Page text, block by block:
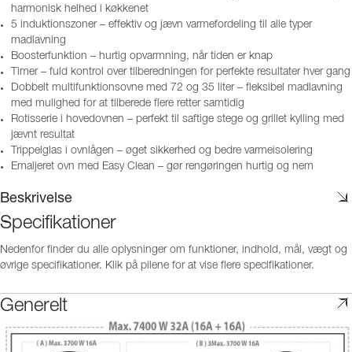
harmonisk helhed i køkkenet
5 induktionszoner – effektiv og jævn varmefordeling til alle typer
madlavning
Boosterfunktion – hurtig opvarmning, når tiden er knap
Timer – fuld kontrol over tilberedningen for perfekte resultater hver gang
Dobbelt multifunktionsovne med 72 og 35 liter – fleksibel madlavning
med mulighed for at tilberede flere retter samtidig
Rotisserie i hovedovnen – perfekt til saftige stege og grillet kylling med
jævnt resultat
Trippelglas i ovnlågen – øget sikkerhed og bedre varmeisolering
Emaljeret ovn med Easy Clean – gør rengøringen hurtig og nem
Beskrivelse
Specifikationer
Nedenfor finder du alle oplysninger om funktioner, indhold, mål, vægt og
øvrige specifikationer. Klik på pilene for at vise flere specifikationer.
Generelt